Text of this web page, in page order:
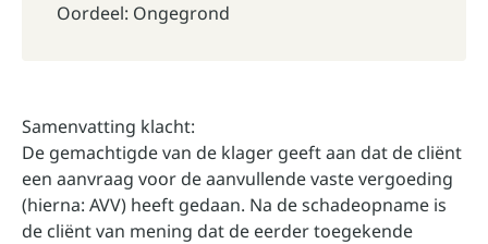
Oordeel: Ongegrond
Samenvatting klacht:
De gemachtigde van de klager geeft aan dat de cliënt
een aanvraag voor de aanvullende vaste vergoeding
(hierna: AVV) heeft gedaan. Na de schadeopname is
de cliënt van mening dat de eerder toegekende